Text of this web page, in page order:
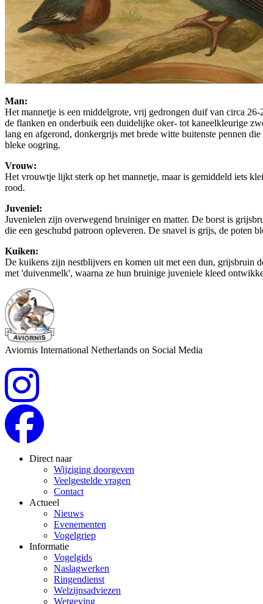
Man:
Het mannetje is een middelgrote, vrij gedrongen duif van circa
de flanken en onderbuik een duidelijke oker- tot kaneelkleurige
lang en afgerond, donkergrijs met brede witte buitenste pennen
bleke oogring.
Vrouw:
Het vrouwtje lijkt sterk op het mannetje, maar is gemiddeld iets
rood.
Juveniel:
Juvenielen zijn overwegend bruiniger en matter. De borst is
die een geschubd patroon opleveren. De snavel is grijs, de poten
Kuiken:
De kuikens zijn nestblijvers en komen uit met een dun, grijsbruin
met 'duivenmelk', waarna ze hun bruinige juveniele kleed
Aviornis International Netherlands on Social Media
Direct naar
Wijziging doorgeven
Veelgestelde vragen
Contact
Actueel
Nieuws
Evenementen
Vogelgriep
Informatie
Vogelgids
Naslagwerken
Ringendienst
Welzijnsadviezen
Wetgeving